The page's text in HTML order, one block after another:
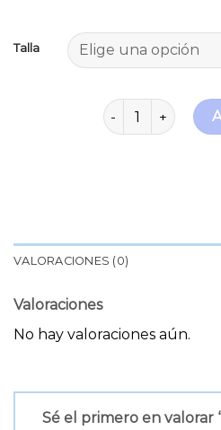
Talla
mile high super
VALORACIONES (0)
Valoraciones
No hay valoraciones aún.
Sé el primero en valorar